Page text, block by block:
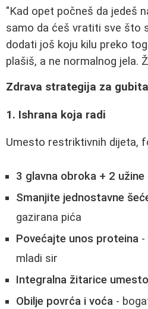
"Kad opet počneš da jedeš
samo da ćeš vratiti sve što
dodati još koju kilu preko
plašiš, a ne normalnog jela.
Zdrava strategija za
1. Ishrana koja radi
Umesto restriktivnih dijeta,
3 glavna obroka + 2 užine
Smanjite jednostavne
gazirana pića
Povećajte unos proteina -
mladi sir
Integralna žitarice
Obilje povrća i voća -